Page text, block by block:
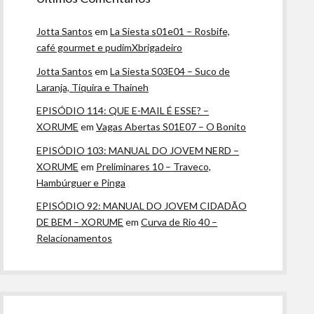
Jotta Santos emLa Siesta s01e01 – Rosbife,
café gourmet e pudimXbrigadeiro
Jotta Santos emLa Siesta S03E04 – Suco de
Laranja, Tiquira e Thaineh
EPISÓDIO 114: QUE E-MAIL É ESSE? –
XORUME emVagas Abertas S01E07 – O Bonito
EPISÓDIO 103: MANUAL DO JOVEM NERD –
XORUME em Preliminares 10 – Traveco,
Hambúrguer e Pinga
EPISÓDIO 92: MANUAL DO JOVEM CIDADÃO
DE BEM – XORUME emCurva de Rio 40 –
Relacionamentos